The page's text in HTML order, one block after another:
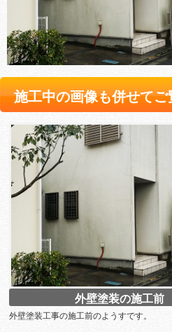
施工中の画像も併せて
外壁塗装の施工前
外壁塗装工事の施工前のようすです。